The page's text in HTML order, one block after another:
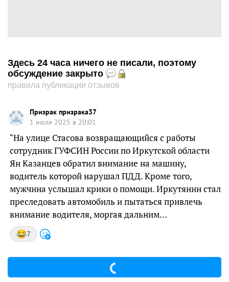
Здесь 24 часа ничего не писали, поэтому
обсуждение закрыто
правила публикации отзывов
Призрак призрака37
1 июля 2025 в 20:01
"На улице Стасова возвращающийся с работы
сотрудник ГУФСИН России по Иркутской области
Ян Казанцев обратил внимание на машину,
водитель которой нарушал ПДД. Кроме того,
мужчина услышал крики о помощи. Иркутянин стал
преследовать автомобиль и пытаться привлечь
внимание водителя, моргая дальним…
7